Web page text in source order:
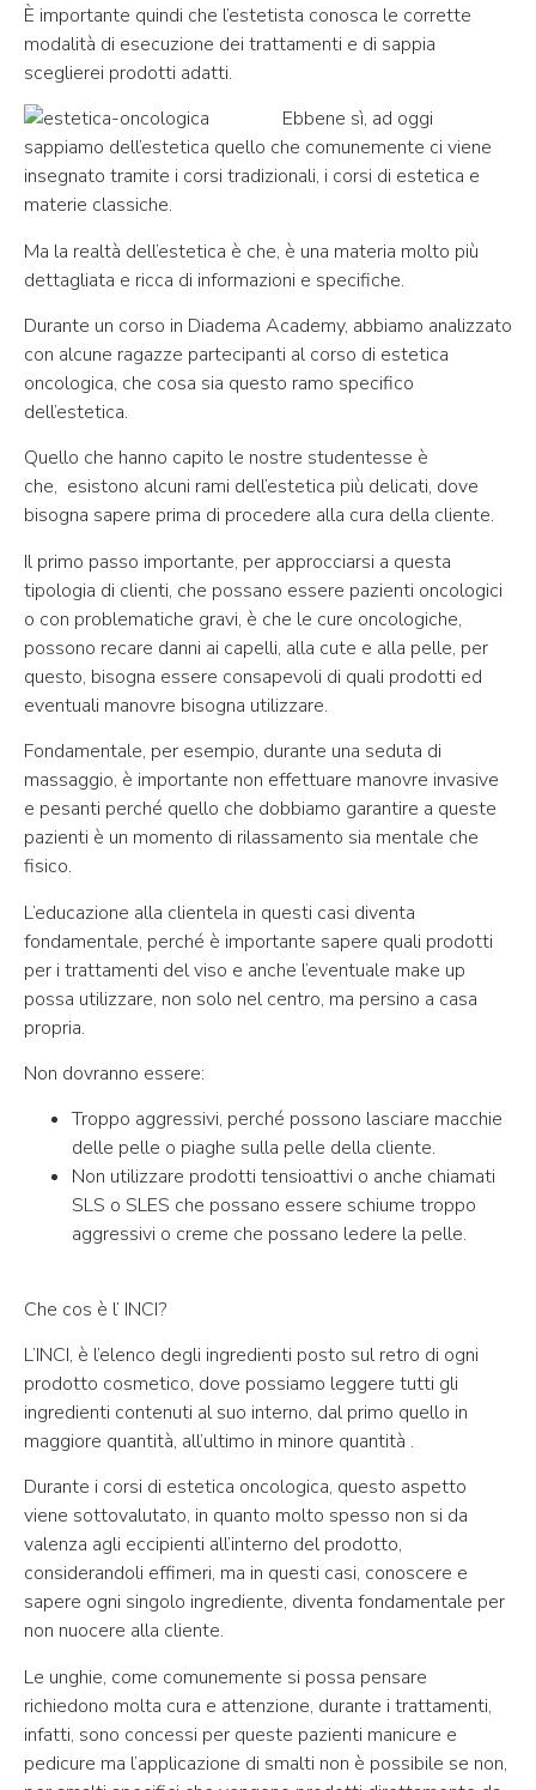
È importante quindi che l’estetista conosca le corrette
modalità di esecuzione dei trattamenti e di sappia
sceglierei prodotti adatti.
Ebbene sì, ad oggi
sappiamo dell’estetica quello che comunemente ci viene
insegnato tramite i corsi tradizionali, i corsi di estetica e
materie classiche.
Ma la realtà dell’estetica è che, è una materia molto più
dettagliata e ricca di informazioni e specifiche.
Durante un corso in Diadema Academy, abbiamo analizzato
con alcune ragazze partecipanti al corso di estetica
oncologica, che cosa sia questo ramo specifico
dell’estetica.
Quello che hanno capito le nostre studentesse è
che, esistono alcuni rami dell’estetica più delicati, dove
bisogna sapere prima di procedere alla cura della cliente.
Il primo passo importante, per approcciarsi a questa
tipologia di clienti, che possano essere pazienti oncologici
o con problematiche gravi, è che le cure oncologiche,
possono recare danni ai capelli, alla cute e alla pelle, per
questo, bisogna essere consapevoli di quali prodotti ed
eventuali manovre bisogna utilizzare.
Fondamentale, per esempio, durante una seduta di
massaggio, è importante non effettuare manovre invasive
e pesanti perché quello che dobbiamo garantire a queste
pazienti è un momento di rilassamento sia mentale che
fisico.
L’educazione alla clientela in questi casi diventa
fondamentale, perché è importante sapere quali prodotti
per i trattamenti del viso e anche l’eventuale make up
possa utilizzare, non solo nel centro, ma persino a casa
propria.
Non dovranno essere:
Troppo aggressivi, perché possono lasciare macchie
delle pelle o piaghe sulla pelle della cliente.
Non utilizzare prodotti tensioattivi o anche chiamati
SLS o SLES che possano essere schiume troppo
aggressivi o creme che possano ledere la pelle.
Che cos è l’ INCI?
L’INCI, è l’elenco degli ingredienti posto sul retro di ogni
prodotto cosmetico, dove possiamo leggere tutti gli
ingredienti contenuti al suo interno, dal primo quello in
maggiore quantità, all’ultimo in minore quantità .
Durante i corsi di estetica oncologica, questo aspetto
viene sottovalutato, in quanto molto spesso non si da
valenza agli eccipienti all’interno del prodotto,
considerandoli effimeri, ma in questi casi, conoscere e
sapere ogni singolo ingrediente, diventa fondamentale per
non nuocere alla cliente.
Le unghie, come comunemente si possa pensare
richiedono molta cura e attenzione, durante i trattamenti,
infatti, sono concessi per queste pazienti manicure e
pedicure ma l’applicazione di smalti non è possibile se non,